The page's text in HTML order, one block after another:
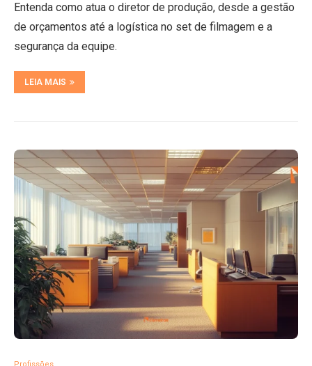
Entenda como atua o diretor de produção, desde a gestão
de orçamentos até a logística no set de filmagem e a
segurança da equipe.
LEIA MAIS